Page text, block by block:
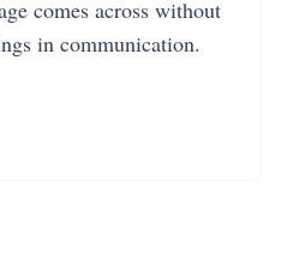
comes across without
in communication.